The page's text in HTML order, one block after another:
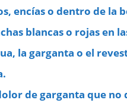
encías o dentro de la
blancas o rojas en
la garganta o el
de garganta que no